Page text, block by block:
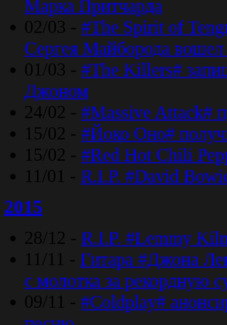
Марка Притчарда
02/03 - #The Spirit of
Сергея Майборода
01/03 - #The Killers#
Джоном
24/02 - #Massive Attack#
15/02 - #Йоко Оно#
15/02 - #Red Hot Chili
11/01 - R.I.P. #David
2015
28/12 - R.I.P. #Lemmy
11/11 - Гитара #Джона
с молотка за рекордную
09/11 - #Coldplay#